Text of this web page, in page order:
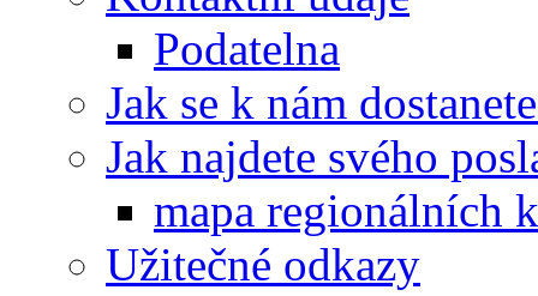
Podatelna
Jak se k nám
Jak najdete svého
mapa regionálních
Užitečné odkazy